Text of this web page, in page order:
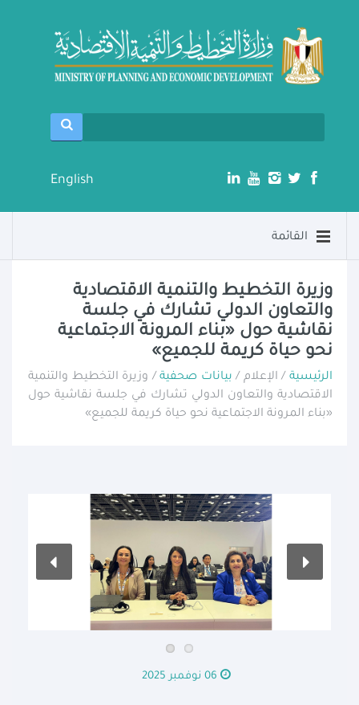
English
القائمة
وزيرة التخطيط والتنمية الاقتصادية
والتعاون الدولي تشارك في جلسة
نقاشية حول «بناء المرونة الاجتماعية
نحو حياة كريمة للجميع»
الرئيسية/ الإعلام / بيانات صحفية/ وزيرة التخطيط والتنمية
الاقتصادية والتعاون الدولي تشارك في جلسة نقاشية حول
«بناء المرونة الاجتماعية نحو حياة كريمة للجميع»
06 نوفمبر 2025